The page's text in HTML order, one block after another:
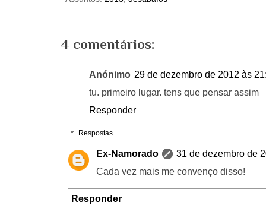
4 comentários:
Anónimo 29 de dezembro de 2012 às
tu. primeiro lugar. tens que pensar assim
Responder
Respostas
Ex-Namorado
31 de dezembro de
Cada vez mais me convenço disso!
Responder